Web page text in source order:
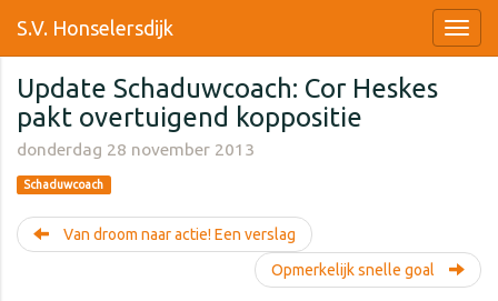
S.V. Honselersdijk
Update Schaduwcoach: Cor Heskes
pakt overtuigend koppositie
donderdag 28 november 2013
Schaduwcoach
Van droom naar actie! Een verslag
Opmerkelijk snelle goal